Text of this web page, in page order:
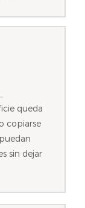
queda
copiarse
sin dejar